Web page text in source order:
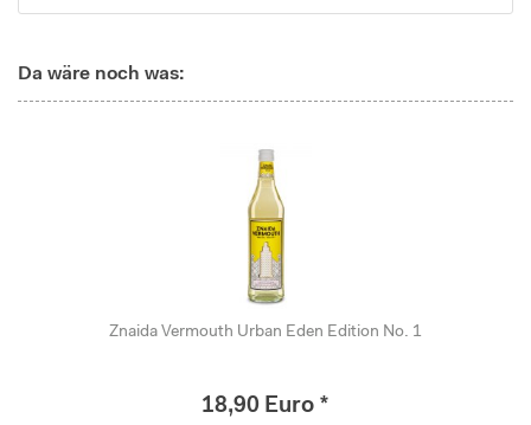
Da wäre noch was:
Znaida Vermouth Urban Eden Edition No. 1
18,90 Euro *